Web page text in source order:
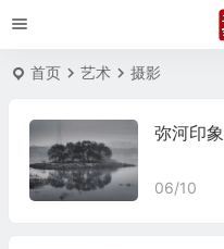
首页 艺术 摄影
弥河印象
06/10